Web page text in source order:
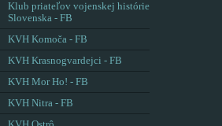
Klub priateľov vojenskej histórie
Slovenska - FB
KVH Komoča - FB
KVH Krasnogvardejci - FB
KVH Mor Ho! - FB
KVH Nitra - FB